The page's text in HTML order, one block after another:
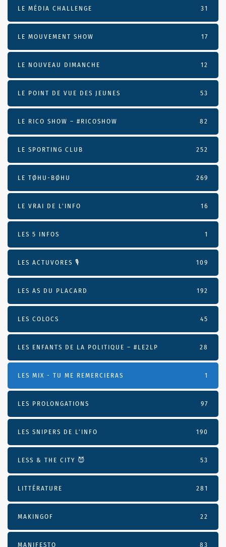
LE MÉDIA CHALLENGE 31
LE MOUVEMENT SHOW 17
LE NOUVEAU DIMANCHE 12
LE POINT DE VUE DES JEUNES 53
LE RICO SHOW – #RICOSHOW 82
LE SPORTING CLUB 252
LE TØHU-BØHU 269
LE VRAI DE L’INFO 16
LES 5 INFOS 1
LES ACTUVORES 🎙 109
LES AS DU PLACARD 192
LES COLOCS 45
LES ENFANTS DE LA POLITIQUE – #LE2LP 28
LES MIX - TU ME REMERCIERAS 1
LES PROLONGATIONS 97
LES SNIPERS DE L’INFO 190
LESS & THE CITY 😈 53
LITTÉRATURE 281
MAKINGOF 22
MANIFESTO 83